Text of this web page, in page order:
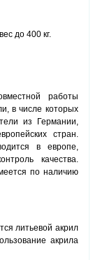
до 400 кг.
работы
в числе которых
из Германии,
стран.
в европе,
качества.
по наличию
литьевой акрил
акрила